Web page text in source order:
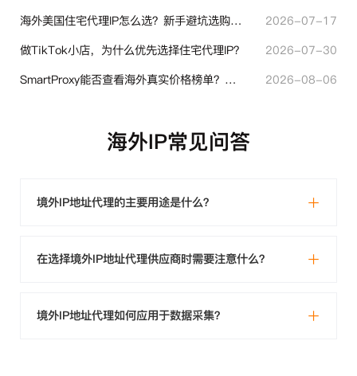
海外美国住宅代理IP怎么选？新手避坑选购指南
2026-07-17
做TikTok小店，为什么优先选择住宅代理IP？
2026-07-30
SmartProxy能否查看海外真实价格榜单？跨境选品代理IP实用解读
2026-08-06
海外IP常见问答
境外IP地址代理的主要用途是什么？
在选择境外IP地址代理供应商时需要注意什么？
境外IP地址代理如何应用于数据采集？